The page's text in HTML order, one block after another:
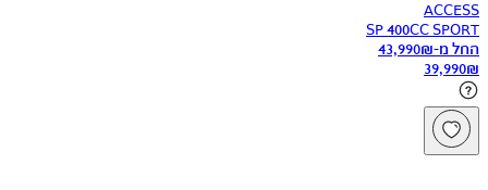
ACCESS
SP 400CC SPORT
החל מ-
43,990₪
39,990₪